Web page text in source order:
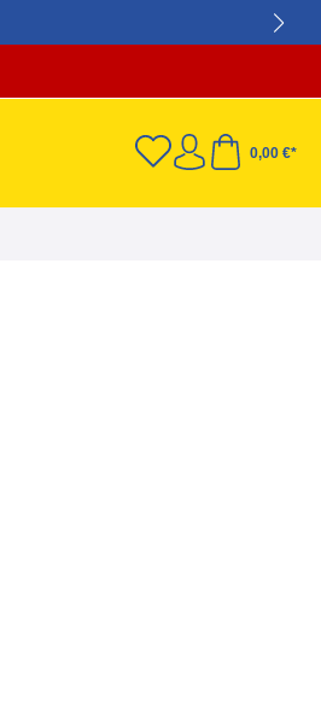
0,00 €*